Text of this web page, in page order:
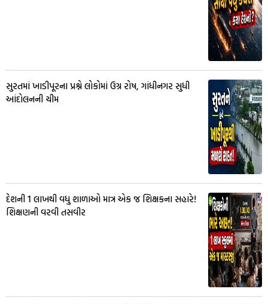
સુરતમાં ખાડીપૂરના પ્રશ્ને લોકોમાં ઉગ્ર રોષ, ગાંધીનગર સુધી
આંદોલનની ચીમ
દેશની 1 લાખથી વધુ શાળાઓ માત્ર એક જ શિક્ષકના સહારે!
શિક્ષણની વરવી તસવીર